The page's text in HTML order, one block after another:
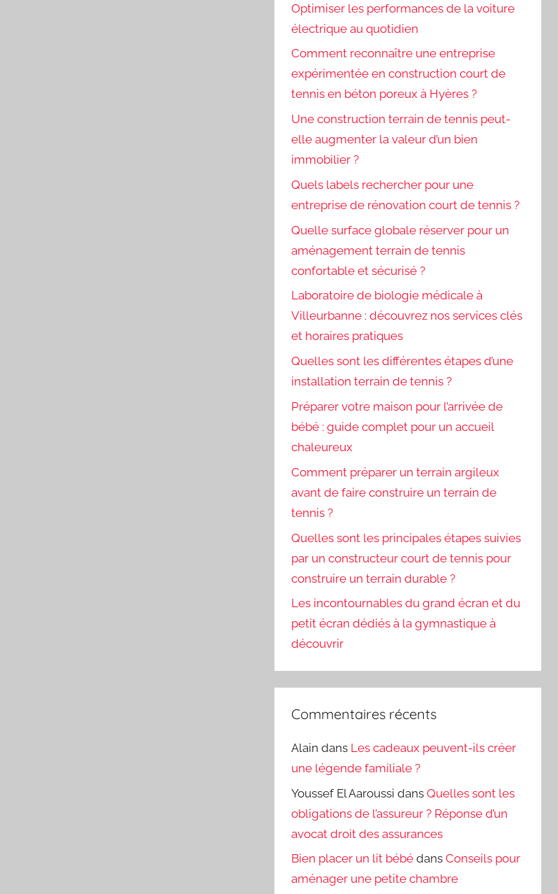
Optimiser les performances de la voiture
électrique au quotidien
Comment reconnaître une entreprise
expérimentée en construction court de
tennis en béton poreux à Hyères ?
Une construction terrain de tennis peut-
elle augmenter la valeur d’un bien
immobilier ?
Quels labels rechercher pour une
entreprise de rénovation court de tennis ?
Quelle surface globale réserver pour un
aménagement terrain de tennis
confortable et sécurisé ?
Laboratoire de biologie médicale à
Villeurbanne : découvrez nos services clés
et horaires pratiques
Quelles sont les différentes étapes d’une
installation terrain de tennis ?
Préparer votre maison pour l’arrivée de
bébé : guide complet pour un accueil
chaleureux
Comment préparer un terrain argileux
avant de faire construire un terrain de
tennis ?
Quelles sont les principales étapes suivies
par un constructeur court de tennis pour
construire un terrain durable ?
Les incontournables du grand écran et du
petit écran dédiés à la gymnastique à
découvrir
Commentaires récents
Alain dans Les cadeaux peuvent-ils créer
une légende familiale ?
Youssef El Aaroussi dansQuelles sont les
obligations de l’assureur ? Réponse d’un
avocat droit des assurances
Bien placer un lit bébé dansConseils pour
aménager une petite chambre